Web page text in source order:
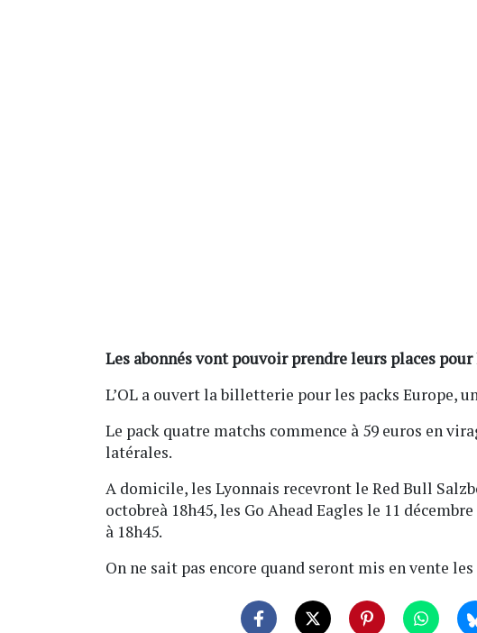
Les abonnés vont pouvoir prendre leurs places
L’OL a ouvert la billetterie pour les packs Europe,
Le pack quatre matchs commence à 59 euros en
latérales.
A domicile, les Lyonnais recevront le Red Bull
octobreà 18h45, les Go Ahead Eagles le 11
à 18h45.
On ne sait pas encore quand seront mis en vente